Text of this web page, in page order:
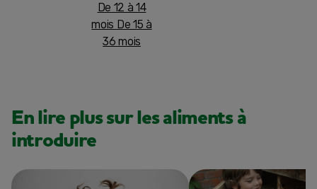
De 12 à 14
mois De 15 à
36 mois
En lire plus sur les aliments à
introduire